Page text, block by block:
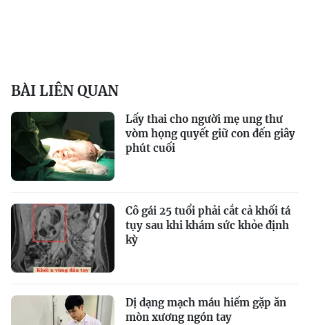
BÀI LIÊN QUAN
Lấy thai cho người mẹ ung thư
vòm họng quyết giữ con đến giây
phút cuối
Cô gái 25 tuổi phải cắt cả khối tá
tụy sau khi khám sức khỏe định
kỳ
Dị dạng mạch máu hiếm gặp ăn
mòn xương ngón tay